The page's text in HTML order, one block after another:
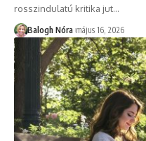
rosszindulatú kritika jut…
Balogh Nóra május 16, 2026